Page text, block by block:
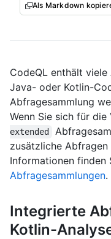
Als Markdown
CodeQL enthält
Java- oder Kotlin-
Abfragesammlung
Wenn Sie sich für
extended
zusätzliche
Informationen finden
Abfragesammlungen.
Integrierte
Kotlin-